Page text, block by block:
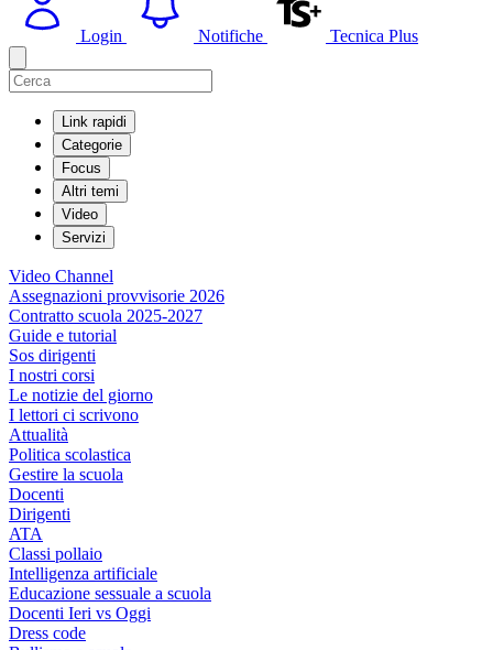
Login Notifiche Tecnica Plus
Link rapidi
Categorie
Focus
Altri temi
Video
Servizi
Video Channel
Assegnazioni provvisorie 2026
Contratto scuola 2025-2027
Guide e tutorial
Sos dirigenti
I nostri corsi
Le notizie del giorno
I lettori ci scrivono
Attualità
Politica scolastica
Gestire la scuola
Docenti
Dirigenti
ATA
Classi pollaio
Intelligenza artificiale
Educazione sessuale a scuola
Docenti Ieri vs Oggi
Dress code